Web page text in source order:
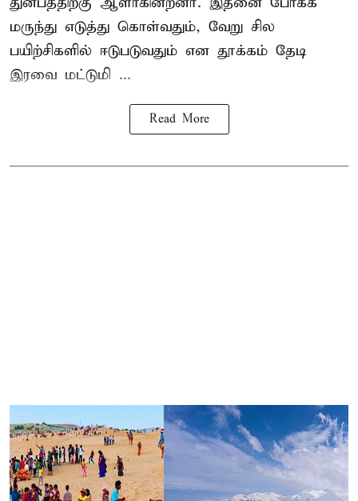
மருந்து எடுத்து கொள்வதும், வேறு சில
பயிற்சிகளில் ஈடுபடுவதும் என தூக்கம் தேடி
இரவை மட்டுமி ...
Read More